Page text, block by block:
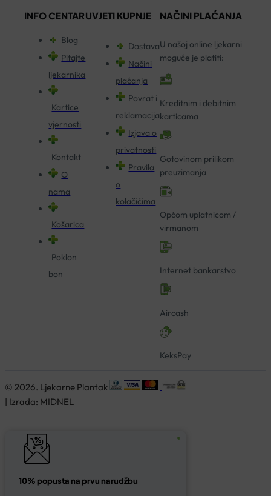
INFO CENTAR
Blog
Pitajte
ljekarnika
Kartice
vjernosti
Kontakt
O
nama
Košarica
Poklon
bon
UVJETI KUPNJE
Dostava
Načini
plaćanja
Povrat i
reklamacija
Izjava o
privatnosti
Pravila
o
kolačićima
NAČINI PLAĆANJA
U našoj online ljekarni
moguće je platiti:
Kreditnim i debitnim
karticama
Gotovinom prilikom
preuzimanja
Općom uplatnicom /
virmanom
Internet bankarstvo
Aircash
KeksPay
© 2026. Ljekarne Plantak
| Izrada: MIDNEL
10% popusta na prvu narudžbu